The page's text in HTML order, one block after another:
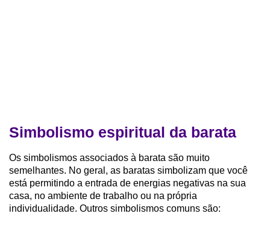
Simbolismo espiritual da barata
Os simbolismos associados à barata são muito
semelhantes. No geral, as baratas simbolizam que você
está permitindo a entrada de energias negativas na sua
casa, no ambiente de trabalho ou na própria
individualidade. Outros simbolismos comuns são: